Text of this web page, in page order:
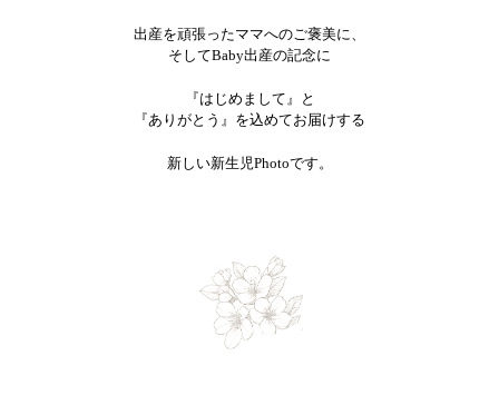
出産を頑張ったママへのご褒美に、
そしてBaby出産の記念に
『はじめまして』と
『ありがとう』を込めてお届けする
新しい新生児Photoです。